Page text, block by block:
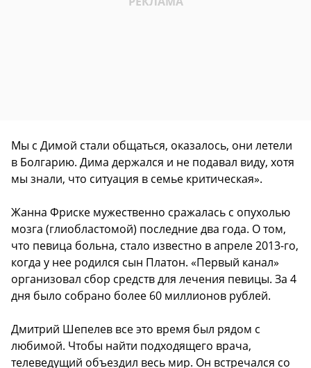
Мы с Димой стали общаться, оказалось, они летели
в Болгарию. Дима держался и не подавал виду, хотя
мы знали, что ситуация в семье критическая».
Жанна Фриске мужественно сражалась с опухолью
мозга (глиобластомой) последние два года. О том,
что певица больна, стало известно в апреле 2013-го,
когда у нее родился сын Платон. «Первый канал»
организовал сбор средств для лечения певицы. За 4
дня было собрано более 60 миллионов рублей.
Дмитрий Шепелев все это время был рядом с
любимой. Чтобы найти подходящего врача,
телеведущий объездил весь мир. Он встречался со